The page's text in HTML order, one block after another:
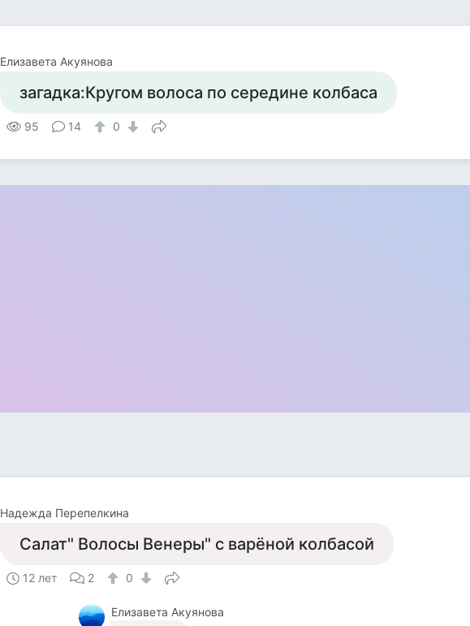
Елизавета Акуянова
загадка:Кругом волоса по середине колбаса
95 14 0
Надежда Перепелкина
Салат" Волосы Венеры" с варёной колбасой
12 лет 2 0
Елизавета Акуянова